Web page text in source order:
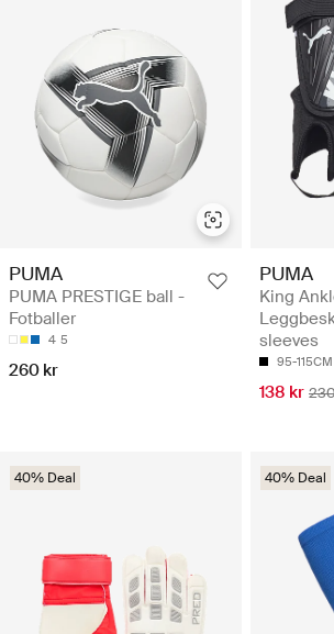
PUMA
PUMA PRESTIGE ball -
Fotballer
4 5
260 kr
PUMA
King
sleeves
95-115CM
138 kr
40% Deal 40% Deal